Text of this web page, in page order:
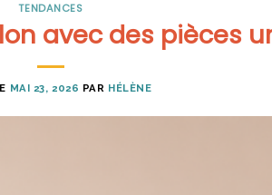
TENDANCES
avec des pièces
MAI 23, 2026 PAR HÉLÈNE